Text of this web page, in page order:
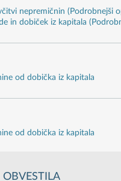
nepremičnin (Podrobnejši
in dobiček iz kapitala
od dobička iz kapitala
od dobička iz kapitala